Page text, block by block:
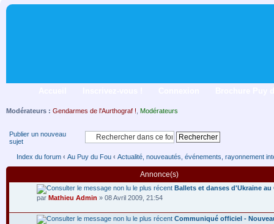
Modérateurs : Gendarmes de l'Aurthograf ! Modérateurs
Publier un nouveau
sujet
Index du forum ‹ Au Puy du Fou ‹ Actualité, nouveautés, événements, rayonnement
Annonce(s)
Ballets et danses d'Ukraine
par Mathieu Admin » 08 Avril 2009, 21:54
Communiqué officiel -